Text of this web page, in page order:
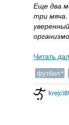
Еще два
три
Читать
футбол